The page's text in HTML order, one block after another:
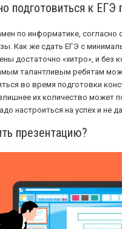
подготовиться к ЕГЭ
по информатике,
Как же сдать ЕГЭ с
достаточно «хитро», и без
талантливым ребятам
во время подготовки
их количество может
настроиться на успех и не
презентацию?